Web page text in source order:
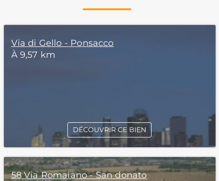
Via di Gello - Ponsacco
À 9,57 km
DÉCOUVRIR CE BIEN
58 Via Romaiano - San donato